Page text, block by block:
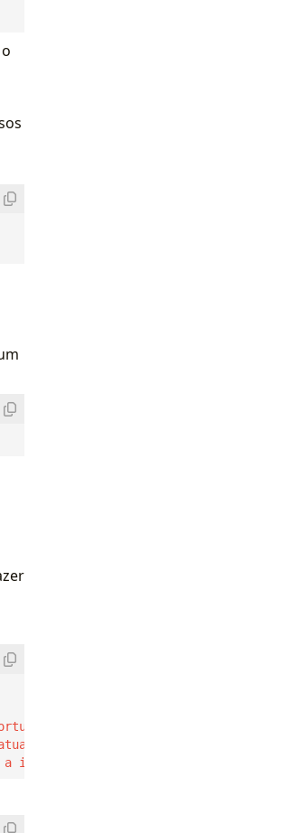
importância da gestão inovadora da